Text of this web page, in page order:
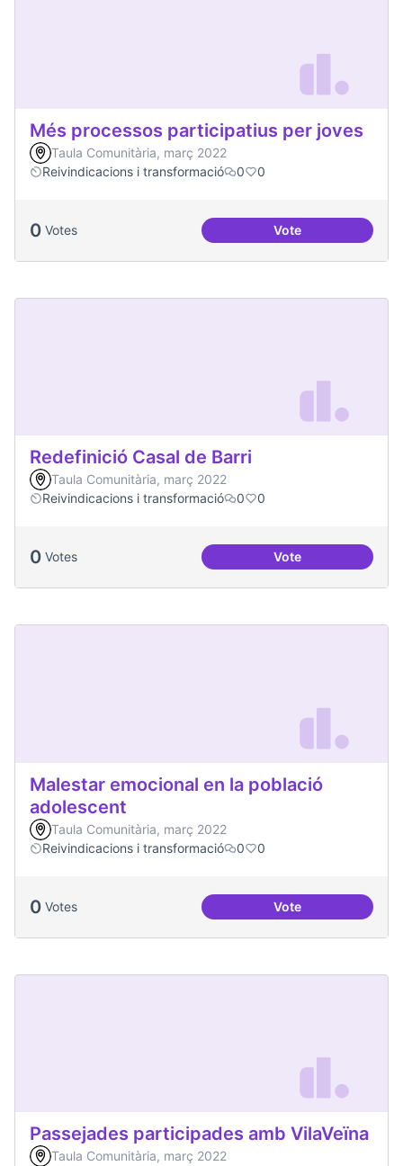
Més processos participatius per joves
Taula Comunitària, març 2022
Reivindicacions i transformació
0 0
0 Votes VoteMés processos
Redefinició Casal de Barri
Taula Comunitària, març 2022
Reivindicacions i transformació
0 0
0 Votes VoteRedefinició Casal
Malestar emocional en la població
adolescent
Taula Comunitària, març 2022
Reivindicacions i transformació
0 0
0 Votes VoteMalestar
Passejades participades amb VilaVeïna
Taula Comunitària, març 2022